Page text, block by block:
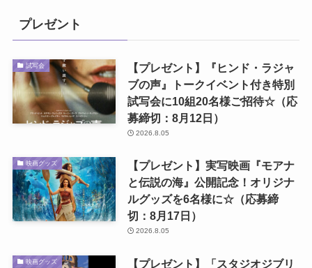
プレゼント
試写会
【プレゼント】『ヒンド・ラジャ
ブの声』トークイベント付き特別
試写会に10組20名様ご招待☆（応
募締切：8月12日）
2026.8.05
映画グッズ
【プレゼント】実写映画『モアナ
と伝説の海』公開記念！オリジナ
ルグッズを6名様に☆（応募締
切：8月17日）
2026.8.05
映画グッズ
【プレゼント】「スタジオジブリ